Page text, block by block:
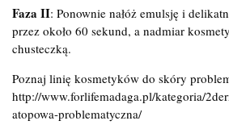
Faza II: Ponownie nałóż emulsję i
przez około 60 sekund, a nadmiar
chusteczką.
Poznaj linię kosmetyków do skóry
http://www.forlifemadaga.pl/kategoria/
atopowa-problematyczna/